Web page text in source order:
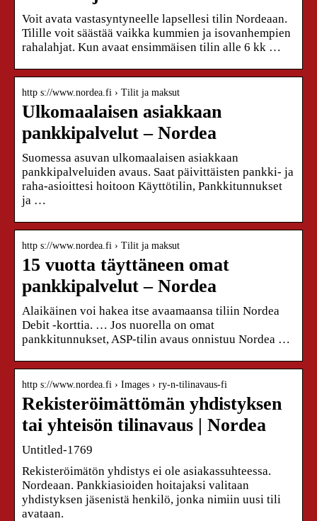
Voit avata vastasyntyneelle lapsellesi tilin Nordeaan.
Tilille voit säästää vaikka kummien ja isovanhempien
rahalahjat. Kun avaat ensimmäisen tilin alle 6 kk …
http s://www.nordea.fi › Tilit ja maksut
Ulkomaalaisen asiakkaan
pankkipalvelut – Nordea
Suomessa asuvan ulkomaalaisen asiakkaan
pankkipalveluiden avaus. Saat päivittäisten pankki- ja
raha-asioittesi hoitoon Käyttötilin, Pankkitunnukset
ja …
http s://www.nordea.fi › Tilit ja maksut
15 vuotta täyttäneen omat
pankkipalvelut – Nordea
Alaikäinen voi hakea itse avaamaansa tiliin Nordea
Debit -korttia. … Jos nuorella on omat
pankkitunnukset, ASP-tilin avaus onnistuu Nordea …
http s://www.nordea.fi › Images › ry-n-tilinavaus-fi
Rekisteröimättömän yhdistyksen
tai yhteisön tilinavaus | Nordea
Untitled-1769
Rekisteröimätön yhdistys ei ole asiakassuhteessa.
Nordeaan. Pankkiasioiden hoitajaksi valitaan
yhdistyksen jäsenistä henkilö, jonka nimiin uusi tili
avataan.